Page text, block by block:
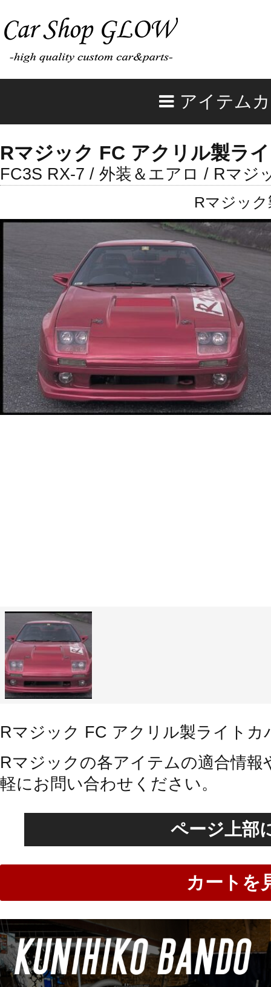
アイテム
Rマジック FC アクリル製ラ
FC3S RX-7 / 外装＆エアロ / Rマジ
Rマジッ
Rマジック FC アクリル製ライトカ
Rマジックの各アイテムの適合情報
軽にお問い合わせください。
ページ上部
カートを